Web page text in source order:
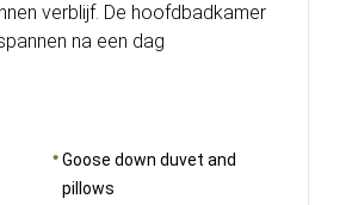
verblijf. De hoofdbadkamer
na een dag
Goose down duvet and
pillows